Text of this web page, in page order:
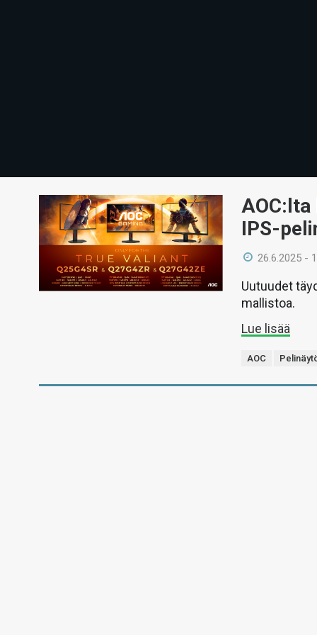
IPS-
26.6.2025 -
Uutuudet
mallistoa.
Lue lisää
AOC